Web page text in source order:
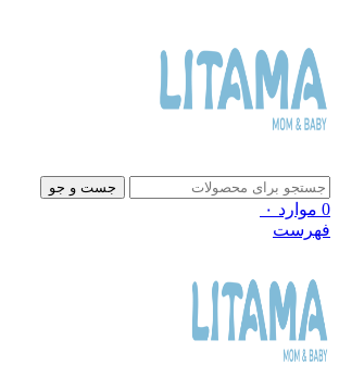
جست و جو
0 موارد ۰
فهرست